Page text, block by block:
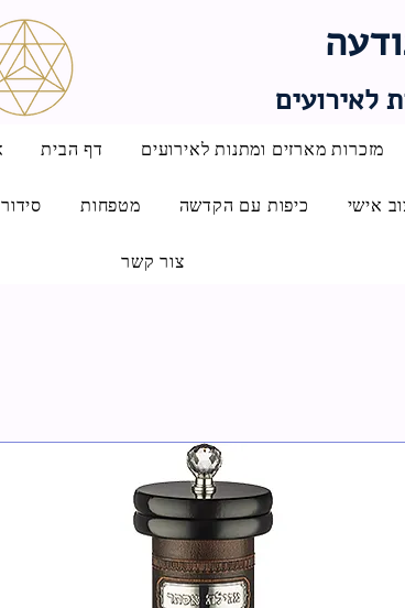
לאירועים
דף הבית מזכרות מארזים ומתנות לאירועים
מטפחות כיפות עם הקדשה אישי
צור קשר